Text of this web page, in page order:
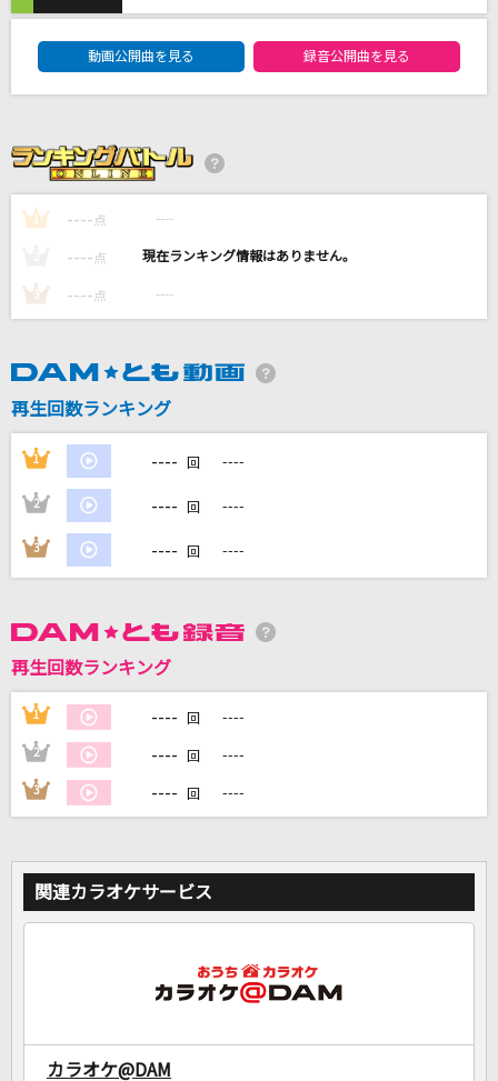
ネオメロドラマティック
ポルノグラフィティ
[生音]アイノカタチ feat.HIDE(GReeeeN)
[生音]忘れてやらない
結束バンド
[生音]Silly(4th ワンマンTour～20 twenty～)
家入レオ
T-BOLAN
カラオケ最新情報をチェック！
DAMに会員登録・ログインして
カラオケをもっと楽しもう！
家族や友達と一緒に！練習にも！
動画公開曲を見る 録音公開曲を見る
1 ---- 点 ----
---- 点 ----
3 ---- 点 ----
再生回数ランキング
1 ---- 回 ----
2 ---- 回 ----
3 ---- 回 ----
再生回数ランキング
1 ---- 回 ----
2 ---- 回 ----
3 ---- 回 ----
関連カラオケサービス
カラオケ@DAM